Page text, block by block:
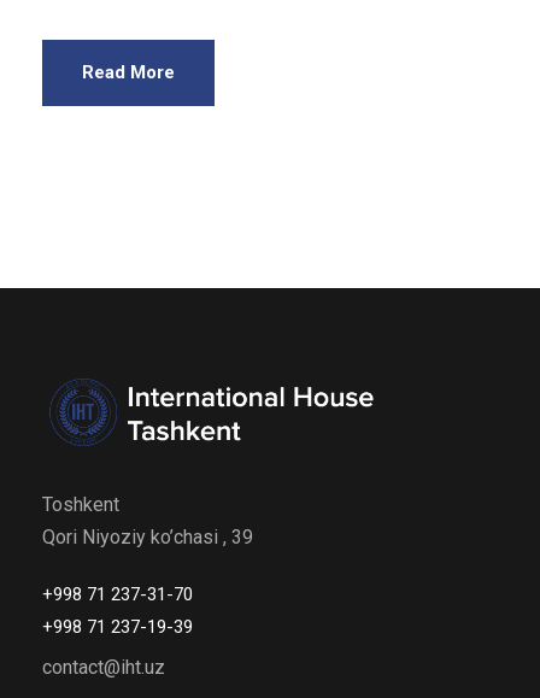
Read More
Toshkent
Qori Niyoziy ko’chasi , 39
+998 71 237-31-70
+998 71 237-19-39
contact@iht.uz